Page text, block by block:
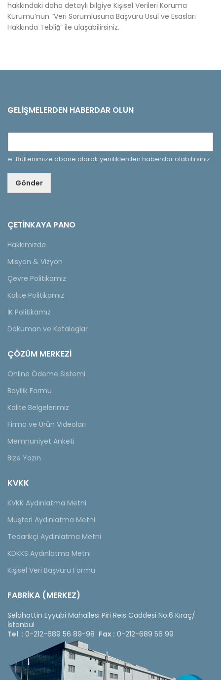
hakkındaki daha detaylı bilgiye Kişisel Verileri Koruma
Kurumu’nun “Veri Sorumlusuna Başvuru Usul ve Esasları
Hakkında Tebliğ” ile ulaşabilirsiniz.
GELIŞMELERDEN HABERDAR OLUN
e-Bültenimize abone olarak yeniliklerden haberdar olabilirsiniz.
Gönder
ÇETINKAYA PANO
Hakkımızda
Misyon & Vizyon
Çevre Politikamız
Kalite Politikamız
İK Politikamız
Döküman ve Kataloglar
ÇÖZÜM MERKEZİ
Online Ödeme Sistemi
Bayilik Formu
Kalite Belgelerimiz
Firma ve Ürün Videoları
Memnuniyet Anketi
Bize Yazın
KVKK
KVKK Aydınlatma Metni
Müşteri Aydınlatma Metni
Tedarikçi Aydınlatma Metni
KDKKS Aydınlatma Metni
Kişisel Veri Başvuru Formu
FABRİKA (MERKEZ)
Selahattin Eyyubi Mahallesi Piri Reis Caddesi No:6 Kıraç/
İstanbul
Tel : 0-212-689 56 89-98 Fax : 0-212-689 56 99